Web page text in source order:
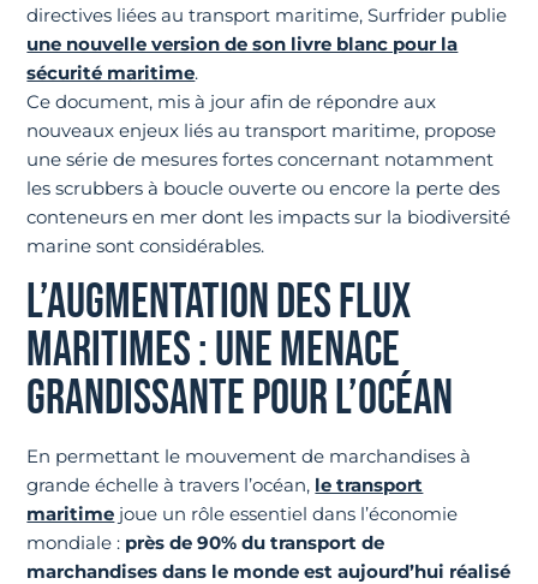
directives liées au transport maritime, Surfrider publie
une nouvelle version de son livre blanc pour la
sécurité maritime.
Ce document, mis à jour afin de répondre aux
nouveaux enjeux liés au transport maritime, propose
une série de mesures fortes concernant notamment
les scrubbers à boucle ouverte ou encore la perte des
conteneurs en mer dont les impacts sur la biodiversité
marine sont considérables.
L’AUGMENTATION DES FLUX
MARITIMES : UNE MENACE
GRANDISSANTE POUR L’OCÉAN
En permettant le mouvement de marchandises à
grande échelle à travers l’océan, le transport
maritime joue un rôle essentiel dans l’économie
mondiale : près de 90% du transport de
marchandises dans le monde est aujourd’hui réalisé